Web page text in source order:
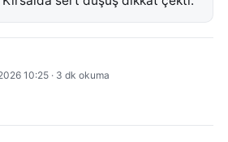
10:25 · 3 dk okuma